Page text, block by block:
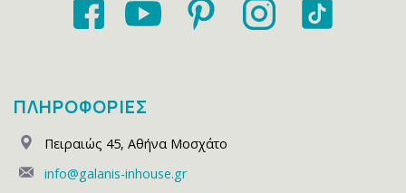
ΠΛΗΡΟΦΟΡΙΕΣ
Πειραιώς 45, Αθήνα Μοσχάτο
info@galanis-inhouse.gr